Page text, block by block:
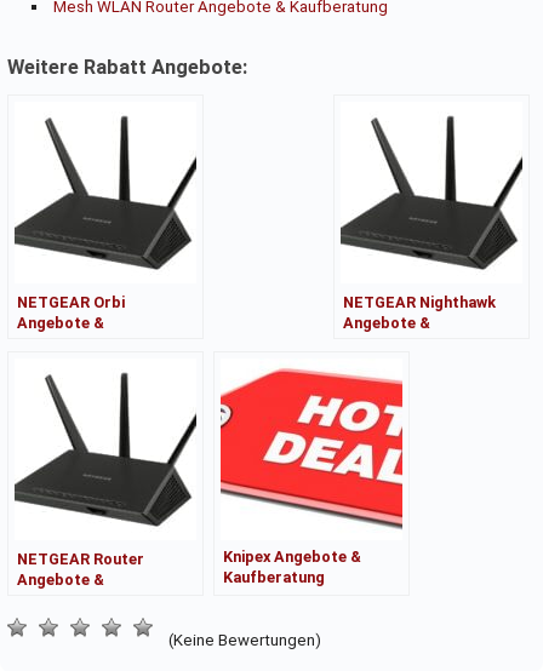
Mesh WLAN Router Angebote & Kaufberatung
Weitere Rabatt Angebote:
NETGEAR Orbi
Angebote &
NETGEAR Nighthawk
Angebote &
NETGEAR Router
Angebote &
Knipex Angebote &
Kaufberatung
(Keine Bewertungen)